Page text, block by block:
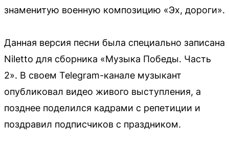
знаменитую военную композицию «Эх, дороги».
Данная версия песни была специально записана
Niletto для сборника «Музыка Победы. Часть
2». В своем Telegram-канале музыкант
опубликовал видео живого выступления, а
позднее поделился кадрами с репетиции и
поздравил подписчиков с праздником.